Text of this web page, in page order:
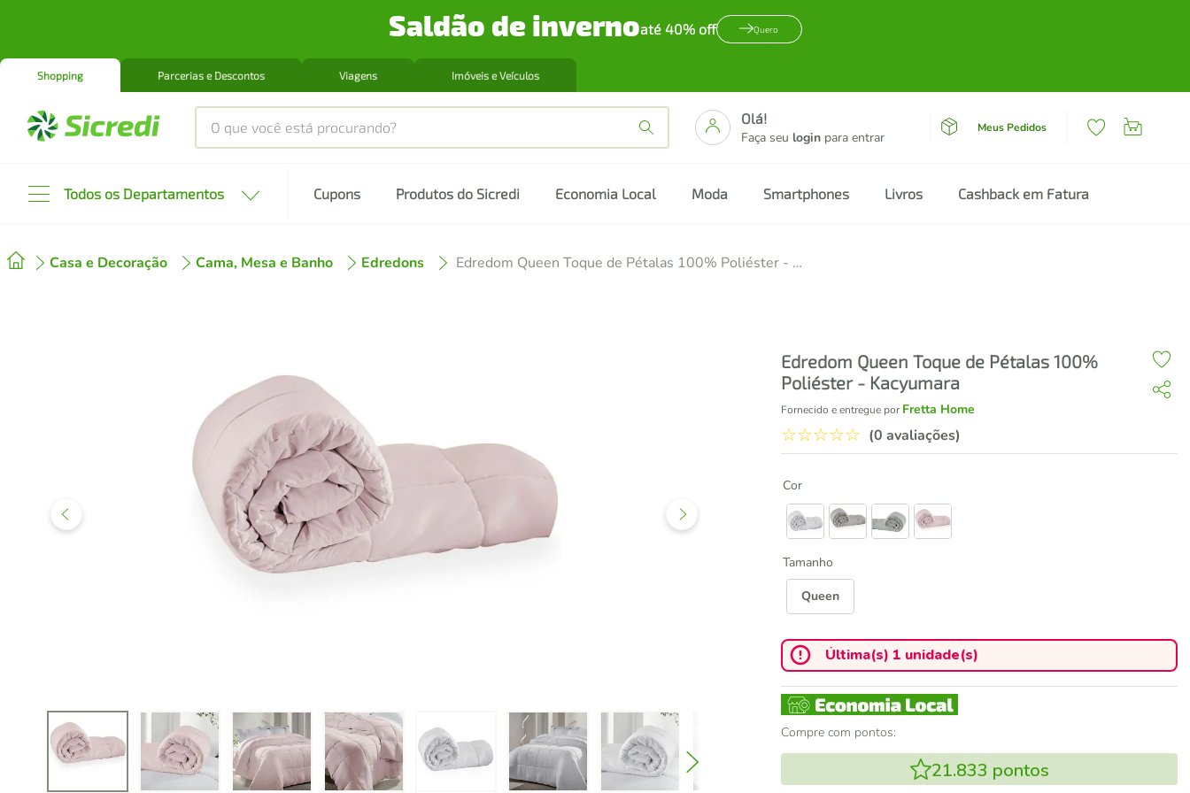
Saldão de invernoaté 40% off Quero
Shopping Parcerias e Descontos Viagens Imóveis e Veículos
O que você está procurando?
Olá!
Faça seu login para entrar
Meus Pedidos
Todos os Departamentos Cupons Produtos do Sicredi Economia Local Moda Smartphones Livros Cashback em Fatura
Casa e Decoração Cama, Mesa e Banho Edredons Edredom Queen Toque de Pétalas 100% Poliéster - Kacyumara
Edredom Queen Toque de Pétalas 100%
Poliéster - Kacyumara
Fornecido e entregue por Fretta Home
☆☆☆☆☆ (0 avaliações)
Cor
Tamanho
Queen
Última(s) 1 unidade(s)
Compre com pontos:
21.833 pontos
º cafeteira
iphone